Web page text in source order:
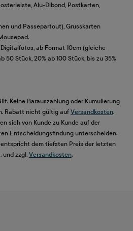
Alu-Dibond, Postkarten,
und Passepartout), Grusskarten
ab Format 10cm (gleiche
50 Stück, 20% ab 100 Stück, bis zu 35%
Keine Barauszahlung oder Kumulierung
Rabatt nicht gültig auf Versandkosten.
sich von Kunde zu Kunde auf der
Entscheidungsfindung unterscheiden.
dem tiefsten Preis der letzten
und zzgl. Versandkosten.